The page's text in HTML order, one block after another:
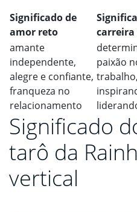
Significado de
amor reto
carreira
amante
independente,
alegre e confiante,
franqueza no
relacionamento
paixão
trabalho,
Significado
tarô da
vertical